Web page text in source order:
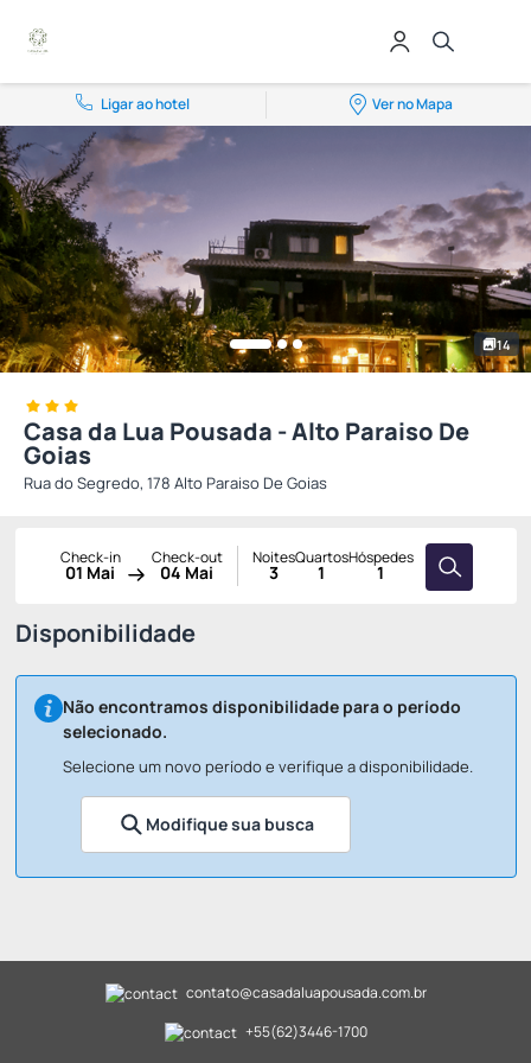
Ligar ao hotel Ver no Mapa
14
Casa da Lua Pousada - Alto Paraiso De
Goias
Rua do Segredo, 178 Alto Paraiso De Goias
Check-in
01 Mai
Check-out
04 Mai
Noites
3
Quartos
1
Hóspedes
1
Disponibilidade
Não encontramos disponibilidade para o período
selecionado.
Selecione um novo período e verifique a disponibilidade.
Modifique sua busca
contato@casadaluapousada.com.br
+55(62)3446-1700